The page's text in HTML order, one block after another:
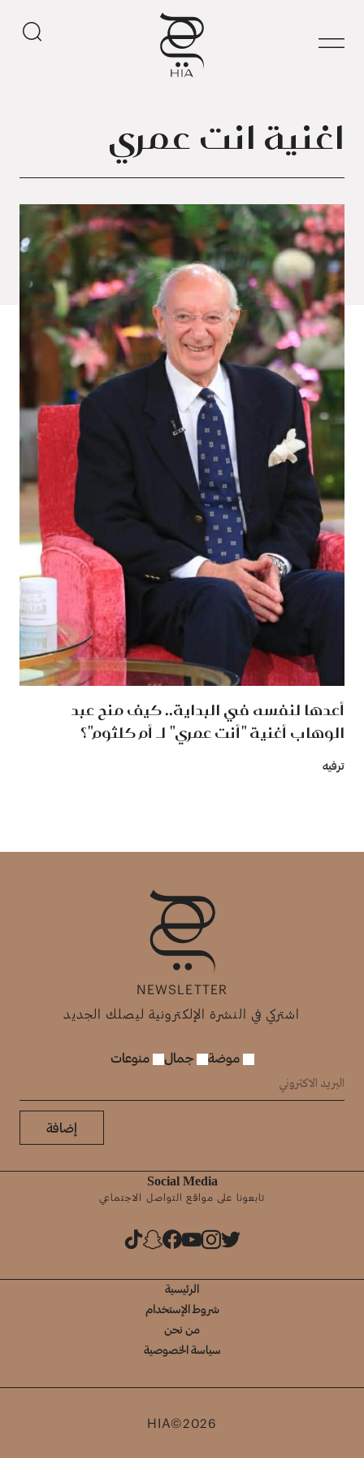
اغنية انت عمري
أعدها لنفسه في البداية.. كيف منح عبد
الوهاب أغنية "أنت عمري" لـ أم كلثوم"؟
ترفيه
NEWSLETTER
اشتركي في النشرة الإلكترونية ليصلك الجديد
موضة جمال منوعات
إضافة
Social Media
تابعونا على مواقع التواصل الاجتماعي
الرئيسية
شروط الإستخدام
من نحن
سياسة الخصوصية
HIA©2026